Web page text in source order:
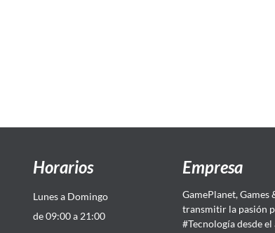
Horarios
Lunes a Domingo
de 09:00 a 21:00
Empresa
GamePlanet, Games
transmitir la pasión
#Tecnología desde